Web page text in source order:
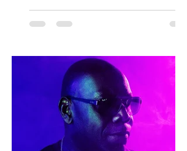
desarrolla durante todo el año: brindar
orientación, contención y apoyo
experiencia del cáncer de mama y a sus
familias, además de impulsar la detección
temprana, porque la información también
es una forma de acompañar. Con este
propósito, la Corporación realizará la 17ª
Corrida por la Vida, e